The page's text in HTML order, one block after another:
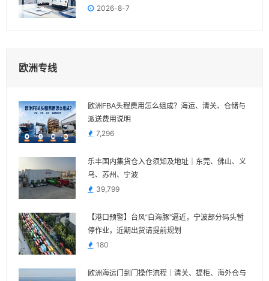
2026-8-7
欧洲专线
欧洲FBA头程费用怎么组成？海运、清关、仓储与
派送费用说明
7,296
乐丰国内集货仓入仓须知及地址｜东莞、佛山、义
乌、苏州、宁波
39,799
【港口预警】台风“白海豚”逼近，宁波部分码头暂
停作业，近期出货请提前规划
180
欧洲海运门到门操作流程｜清关、提柜、海外仓与